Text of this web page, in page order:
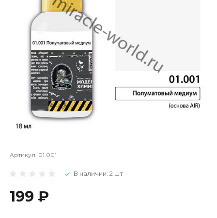
Артикул: 01.001
В наличии: 2 шт
199 ₽